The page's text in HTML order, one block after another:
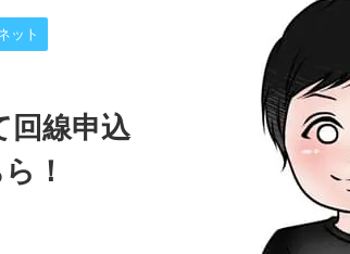
ット
回線申込
！